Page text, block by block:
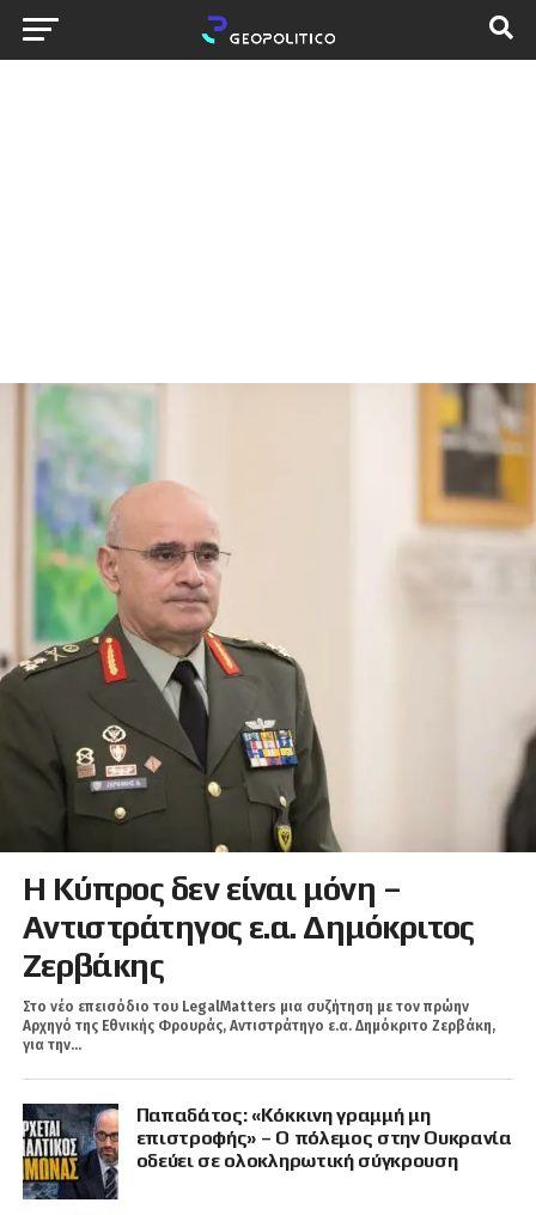
Η Κύπρος δεν είναι μόνη –
Αντιστράτηγος ε.α. Δημόκριτος
Ζερβάκης
Στο νέο επεισόδιο του LegalMatters μια συζήτηση με τον πρώην
Αρχηγό της Εθνικής Φρουράς, Αντιστράτηγο ε.α. Δημόκριτο Ζερβάκη,
για την...
Παπαδάτος: «Κόκκινη γραμμή μη
επιστροφής» – Ο πόλεμος στην Ουκρανία
οδεύει σε ολοκληρωτική σύγκρουση